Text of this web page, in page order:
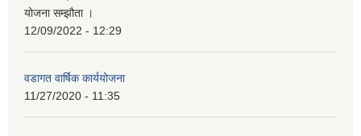
योजना सम्झौता ।
12/09/2022 - 12:29
वडागत वार्षिक कार्ययोजना
11/27/2020 - 11:35